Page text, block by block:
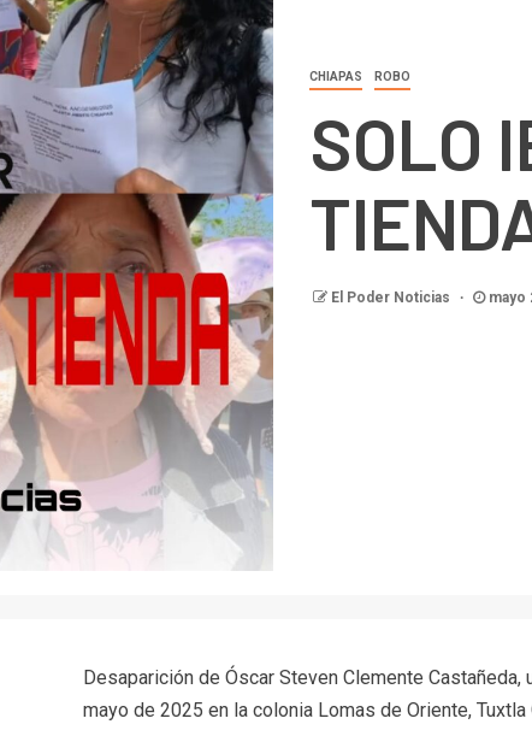
CHIAPAS ROBO
SOLO
El Poder Noticias mayo
Desaparición de Óscar Steven Clemente
mayo de 2025 en la colonia Lomas de Oriente, Tuxtla